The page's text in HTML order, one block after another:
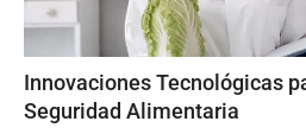
Innovaciones Tecnológicas
Seguridad Alimentaria